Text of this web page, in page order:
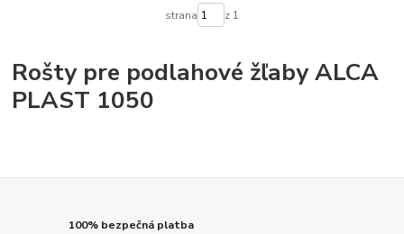
strana z 1
Rošty pre podlahové žľaby ALCA
PLAST 1050
100% bezpečná platba